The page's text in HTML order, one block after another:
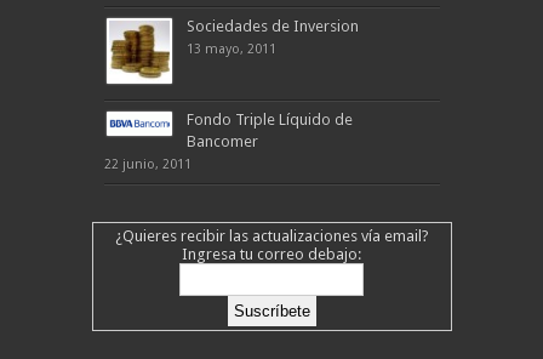
Sociedades de Inversion
13 mayo, 2011
Fondo Triple Líquido de
Bancomer
22 junio, 2011
¿Quieres recibir las actualizaciones vía email?
Ingresa tu correo debajo: